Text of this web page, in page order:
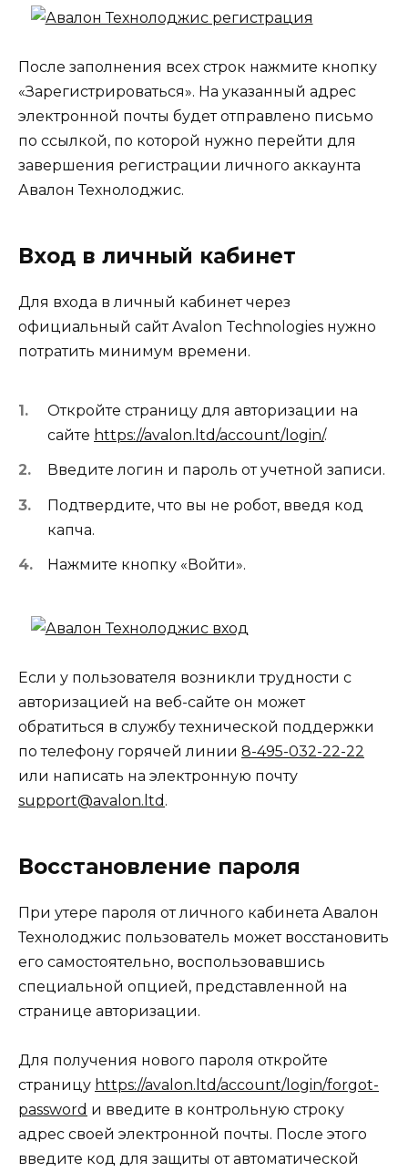
После заполнения всех строк нажмите кнопку
«Зарегистрироваться». На указанный адрес
электронной почты будет отправлено письмо
по ссылкой, по которой нужно перейти для
завершения регистрации личного аккаунта
Авалон Технолоджис.
Вход в личный кабинет
Для входа в личный кабинет через
официальный сайт Avalon Technologies нужно
потратить минимум времени.
Откройте страницу для авторизации на
сайте https://avalon.ltd/account/login/.
Введите логин и пароль от учетной записи.
Подтвердите, что вы не робот, введя код
капча.
Нажмите кнопку «Войти».
Если у пользователя возникли трудности с
авторизацией на веб-сайте он может
обратиться в службу технической поддержки
по телефону горячей линии 8-495-032-22-22
или написать на электронную почту
support@avalon.ltd .
Восстановление пароля
При утере пароля от личного кабинета Авалон
Технолоджис пользователь может восстановить
его самостоятельно, воспользовавшись
специальной опцией, представленной на
странице авторизации.
Для получения нового пароля откройте
страницу https://avalon.ltd/account/login/forgot-
password и введите в контрольную строку
адрес своей электронной почты. После этого
введите код для защиты от автоматической